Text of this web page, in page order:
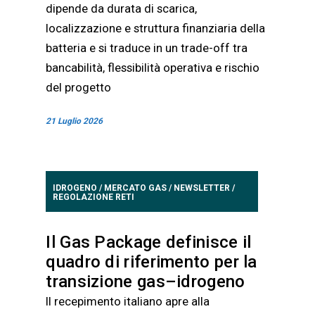
dipende da durata di scarica,
localizzazione e struttura finanziaria della
batteria e si traduce in un trade-off tra
bancabilità, flessibilità operativa e rischio
del progetto
21 Luglio 2026
IDROGENO / MERCATO GAS / NEWSLETTER /
REGOLAZIONE RETI
Il Gas Package definisce il
quadro di riferimento per la
transizione gas–idrogeno
Il recepimento italiano apre alla